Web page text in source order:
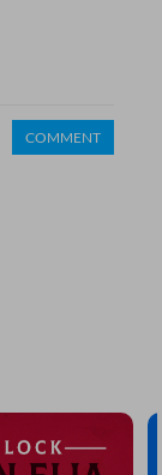
COMMENT